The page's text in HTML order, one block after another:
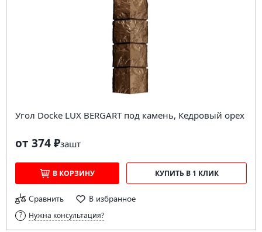
Угол Docke LUX BERGART под камень, Кедровый орех
от 374 ₽зашт
В КОРЗИНУ КУПИТЬ В 1 КЛИК
Сравнить В избранное
Нужна консультация?